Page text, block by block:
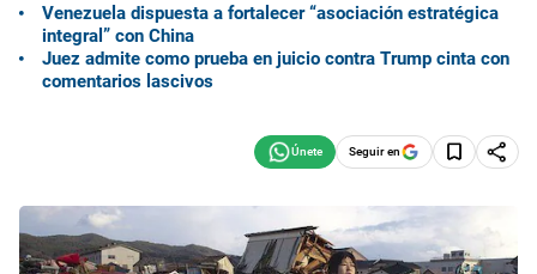
Venezuela dispuesta a fortalecer “asociación estratégica
integral” con China
Juez admite como prueba en juicio contra Trump cinta con
comentarios lascivos
Seguir en